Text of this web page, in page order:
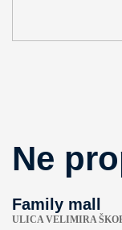
Ne
Family mall
ULICA VELIMIRA